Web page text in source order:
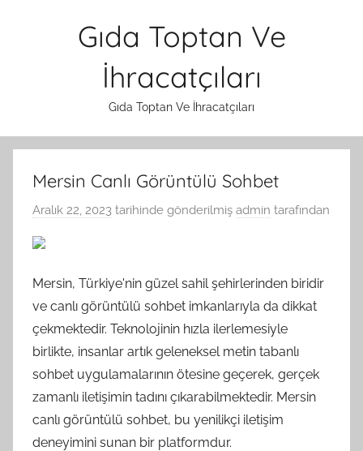
Gıda Toptan Ve
İhracatçıları
Gıda Toptan Ve İhracatçıları
Mersin Canlı Görüntülü Sohbet
Aralık 22, 2023 tarihinde gönderilmiş admin tarafından
Mersin, Türkiye'nin güzel sahil şehirlerinden biridir
ve canlı görüntülü sohbet imkanlarıyla da dikkat
çekmektedir. Teknolojinin hızla ilerlemesiyle
birlikte, insanlar artık geleneksel metin tabanlı
sohbet uygulamalarının ötesine geçerek, gerçek
zamanlı iletişimin tadını çıkarabilmektedir. Mersin
canlı görüntülü sohbet, bu yenilikçi iletişim
deneyimini sunan bir platformdur.